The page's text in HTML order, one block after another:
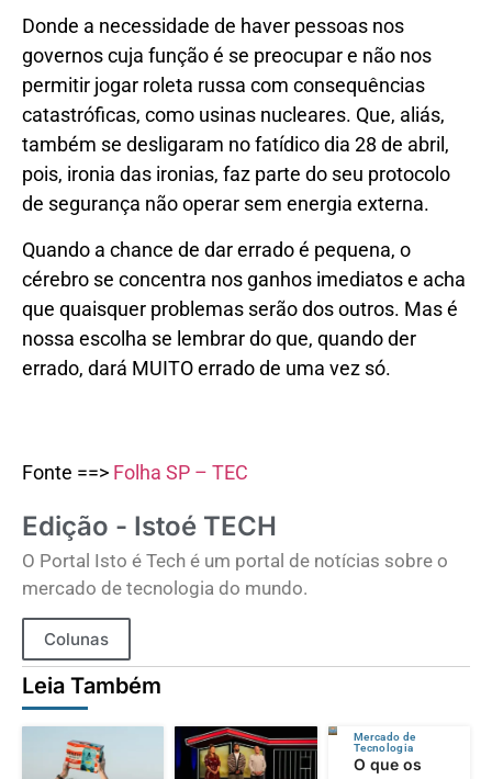
Donde a necessidade de haver pessoas nos
governos cuja função é se preocupar e não nos
permitir jogar roleta russa com consequências
catastróficas, como usinas nucleares. Que, aliás,
também se desligaram no fatídico dia 28 de abril,
pois, ironia das ironias, faz parte do seu protocolo
de segurança não operar sem energia externa.
Quando a chance de dar errado é pequena, o
cérebro se concentra nos ganhos imediatos e acha
que quaisquer problemas serão dos outros. Mas é
nossa escolha se lembrar do que, quando der
errado, dará MUITO errado de uma vez só.
Fonte ==> Folha SP – TEC
Edição - Istoé TECH
O Portal Isto é Tech é um portal de notícias sobre o
mercado de tecnologia do mundo.
Colunas
Leia Também
Mercado de
Tecnologia
O que os